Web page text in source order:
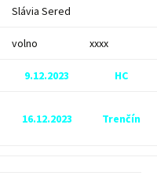
Slávia Sered
volno xxxx
9.12.2023 HC
16.12.2023 Trenčín